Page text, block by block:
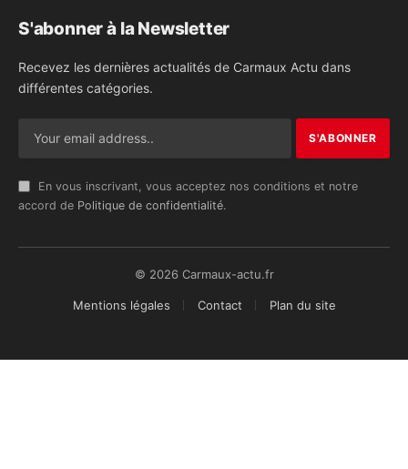
S'abonner à la Newsletter
Recevez les dernières actualités de Carmaux Actu dans
différentes catégories.
En vous inscrivant, vous acceptez nos conditions et notre
accord de Politique de confidentialité.
© 2026 Carmaux-actu.fr
Mentions légales Contact Plan du site